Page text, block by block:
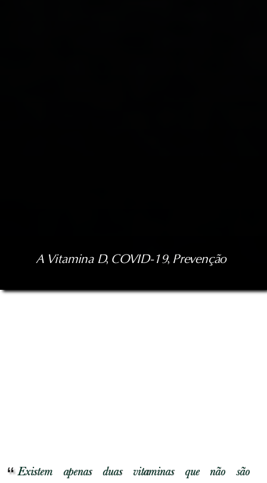
A Vitamina D, COVID-19, Prevenção
Existem apenas duas vitaminas que não são